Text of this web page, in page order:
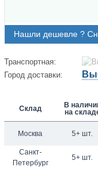
Нашли дешевле ?
Транспортная:
Город доставки:
Склад
В
на
Москва 5+ шт.
Санкт-
Петербург
5+ шт.